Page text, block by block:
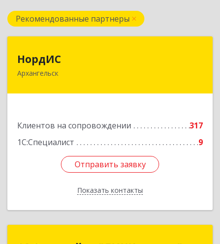
Рекомендованные партнеры
НордИС
Архангельск
Клиентов на сопровождении
317
1С:Специалист
9
Отправить заявку
Показать контакты
163071, Архангельская обл, Архангельск г,
Отправить заявку
Назад
1С:Франчайзи "ЛИНК-сервис"